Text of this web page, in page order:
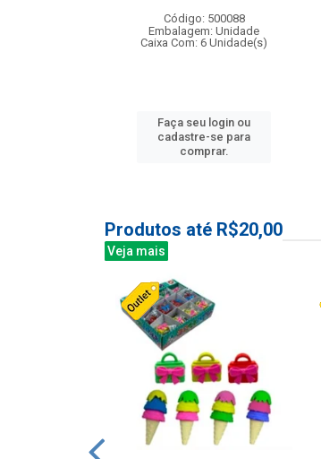
Código: 500088
Embalagem: Unidade
Caixa Com: 6 Unidade(s)
Faça seu login ou
cadastre-se para
comprar.
Produtos até R$20,00
Veja mais